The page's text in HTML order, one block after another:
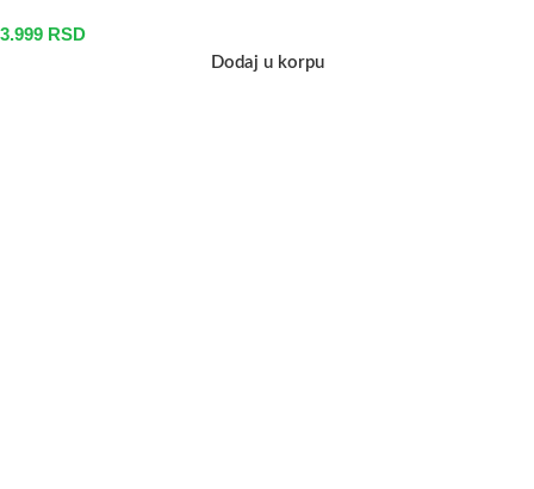
3.999 RSD
Dodaj u korpu